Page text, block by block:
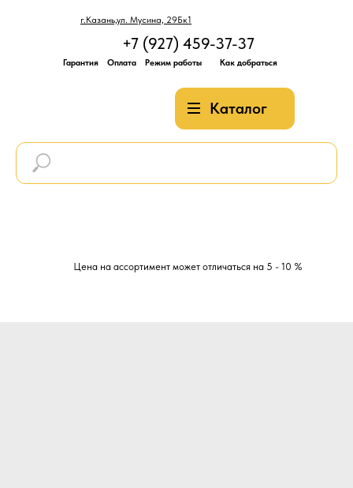
г.Казань,ул. Мусина, 29Бк1
Каталог
+7 (927) 459-37-37
Гарантия Оплата Режим работы Как добраться
Цена на ассортимент может отличаться на 5 - 10 %